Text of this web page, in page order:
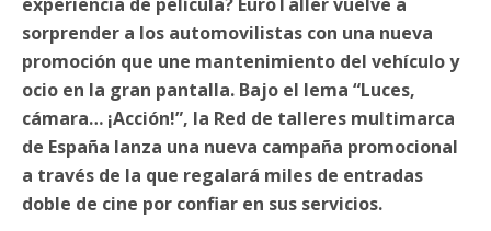
sorprender a los automovilistas con una nueva
promoción que une mantenimiento del vehículo y
ocio en la gran pantalla. Bajo el lema “Luces,
cámara… ¡Acción!”, la Red de talleres multimarca
de España lanza una nueva campaña promocional
a través de la que regalará miles de entradas
doble de cine por confiar en sus servicios.